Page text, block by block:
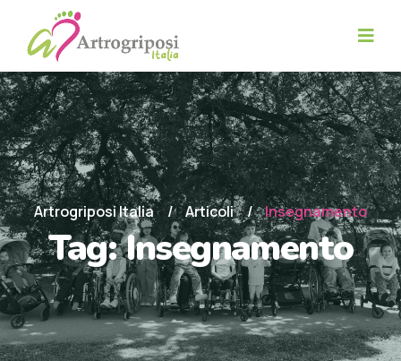
Artrogriposi Italia Articoli Insegnamento
Tag:Insegnamento